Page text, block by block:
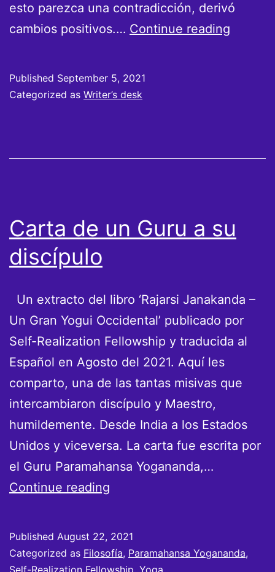
esto parezca una contradicción, derivó
cambios positivos.… Continue reading
Published September 5, 2021
Categorized as Writer’s desk
Carta de un Guru a su
discípulo
Un extracto del libro ‘Rajarsi Janakanda –
Un Gran Yogui Occidental’ publicado por
Self-Realization Fellowship y traducida al
Español en Agosto del 2021. Aquí les
comparto, una de las tantas misivas que
intercambiaron discípulo y Maestro,
humildemente. Desde India a los Estados
Unidos y viceversa. La carta fue escrita por
el Guru Paramahansa Yogananda,…
Continue reading
Guru
Published August 22, 2021
Categorized as Filosofía, Paramahansa Yogananda,